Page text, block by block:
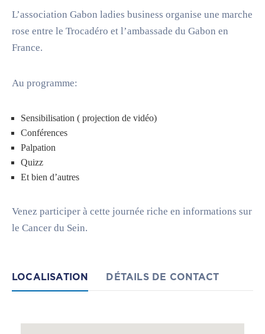
L’association Gabon ladies business organise une marche
rose entre le Trocadéro et l’ambassade du Gabon en
France.
Au programme:
Sensibilisation ( projection de vidéo)
Conférences
Palpation
Quizz
Et bien d’autres
Venez participer à cette journée riche en informations sur
le Cancer du Sein.
LOCALISATION DÉTAILS DE CONTACT